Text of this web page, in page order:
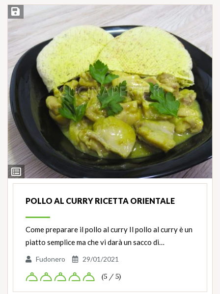
Ingredienti
Salva ricetta
POLLO AL CURRY RICETTA ORIENTALE
Come preparare il pollo al curry Il pollo al curry è un
piatto semplice ma che vi darà un sacco di…
Fudonero 29/01/2021
(5 / 5)